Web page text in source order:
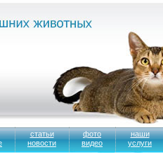
статьи
новости
фото
видео
наши
услуги